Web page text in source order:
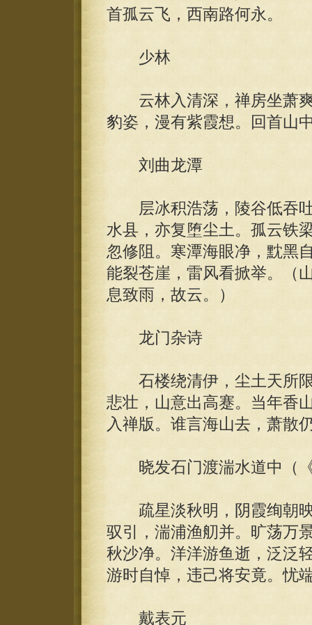
首孤云飞，西南路何永。
少林
云林入清深，禅房坐萧爽
豹姿，漫有紫霞想。回首山
刘曲龙潭
层冰积浩荡，陵谷低吞吐
水县，亦复堕尘土。孤云铁
忽修阻。寒潭海眼净，黕黑
能裂苍崖，雷风看掀举。（
息致雨，故云。）
龙门杂诗
石楼绕清伊，尘土天所限
悲壮，山意出高蹇。当年香
入禅版。谁言海山去，萧散
晓发石门渡湍水道中（《
疏星淡秋明，阴霞绚朝映
驭引，湍浦渔舠并。旷荡万
秋沙净。洋洋游鱼逝，泛泛
游时自悼，违己将安竟。忧
戴表元